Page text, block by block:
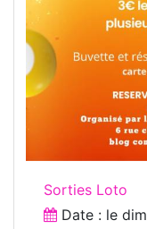
Sorties Loto
Date : le